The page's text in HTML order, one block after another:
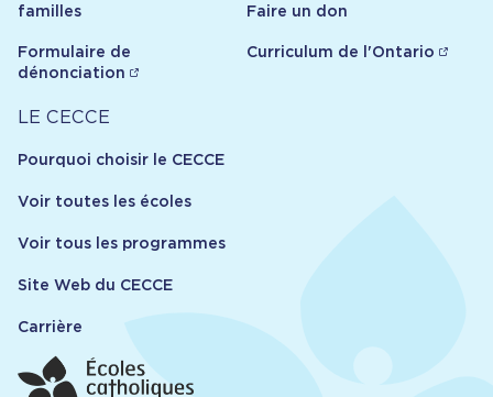
familles
Formulaire de
dénonciation
Faire un don
Curriculum de l'Ontario
Carrière
LE CECCE
Pourquoi choisir le CECCE
Voir toutes les écoles
Voir tous les programmes
Site Web du CECCE
Carrière